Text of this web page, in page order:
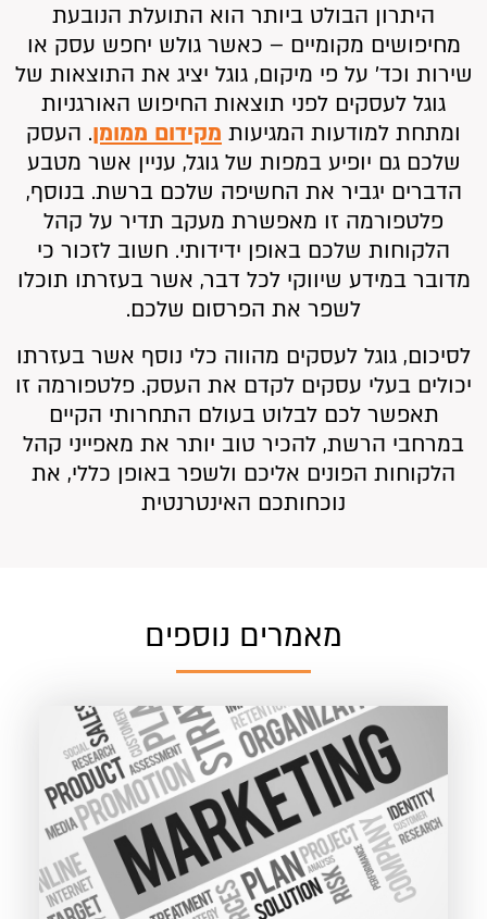
היתרון הבולט ביותר הוא התועלת הנובעת
מחיפושים מקומיים – כאשר גולש יחפש עסק או
שירות וכד’ על פי מיקום, גוגל יציג את התוצאות של
גוגל לעסקים לפני תוצאות החיפוש האורגניות
ומתחת למודעות המגיעות מקידום ממומן. העסק
שלכם גם יופיע במפות של גוגל, עניין אשר מטבע
הדברים יגביר את החשיפה שלכם ברשת. בנוסף,
פלטפורמה זו מאפשרת מעקב תדיר על קהל
הלקוחות שלכם באופן ידידותי. חשוב לזכור כי
מדובר במידע שיווקי לכל דבר, אשר בעזרתו תוכלו
לשפר את הפרסום שלכם.
לסיכום, גוגל לעסקים מהווה כלי נוסף אשר בעזרתו
יכולים בעלי עסקים לקדם את העסק. פלטפורמה זו
תאפשר לכם לבלוט בעולם התחרותי הקיים
במרחבי הרשת, להכיר טוב יותר את מאפייני קהל
הלקוחות הפונים אליכם ולשפר באופן כללי, את
נוכחותכם האינטרנטית
מאמרים נוספים